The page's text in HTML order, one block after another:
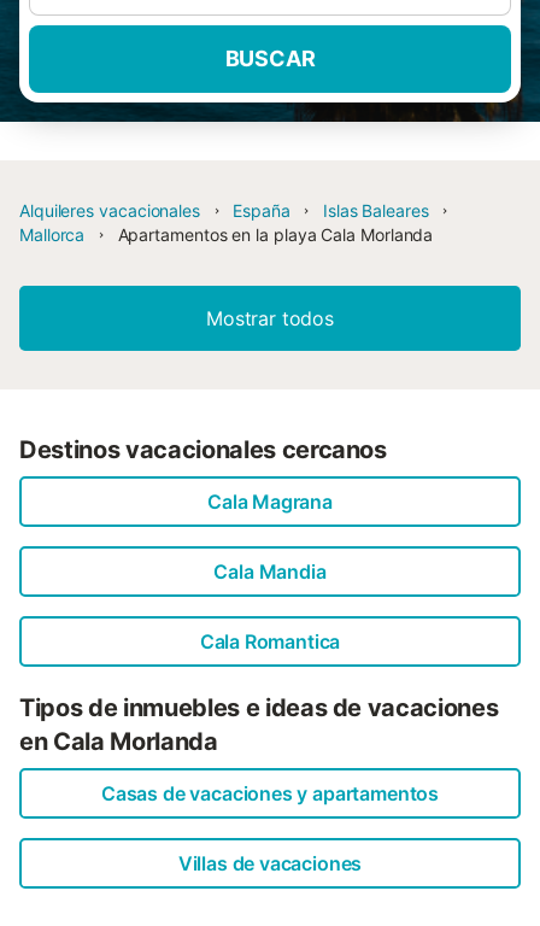
BUSCAR
Alquileres vacacionales España
Islas Baleares
Mallorca
Apartamentos en la playa Cala Morlanda
Mostrar todos
Destinos vacacionales cercanos
Cala Magrana
Cala Mandia
Cala Romantica
Tipos de inmuebles e ideas de vacaciones
en Cala Morlanda
Casas de vacaciones y apartamentos
Villas de vacaciones